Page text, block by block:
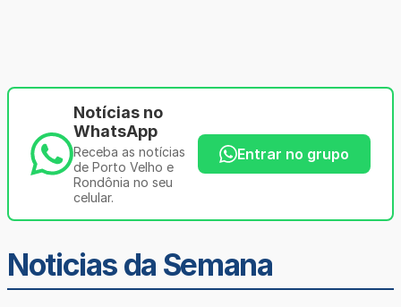
Notícias no
WhatsApp
Receba as notícias
de Porto Velho e
Rondônia no seu
celular.
Entrar no grupo
Noticias da Semana